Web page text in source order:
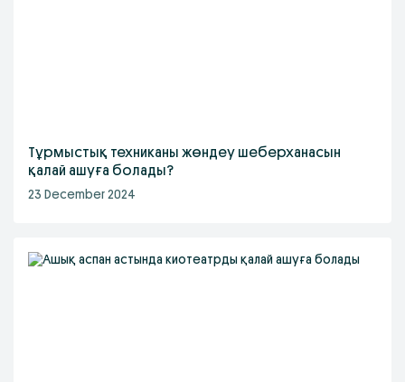
Тұрмыстық техниканы жөндеу шеберханасын
қалай ашуға болады?
23 December 2024